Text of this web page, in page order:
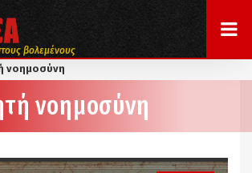
βολεμένους
νοημοσύνη
νοημοσύνη